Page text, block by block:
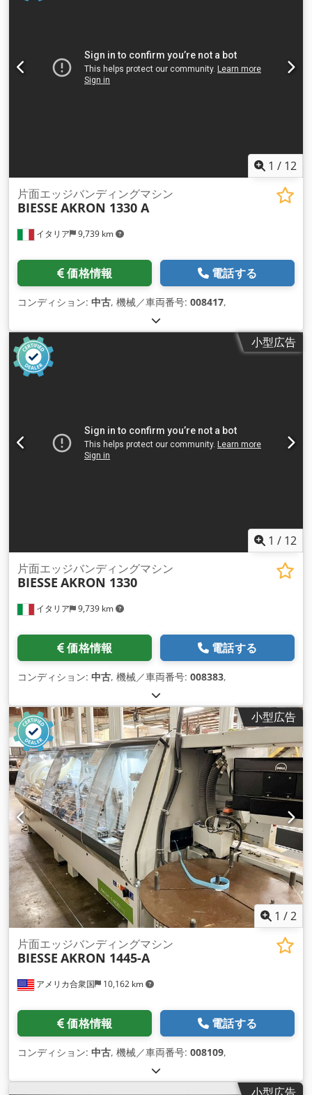
1 / 12
イタリア 9,739 km
片面エッジバンディングマシン
BIESSE AKRON 1330 A
価格情報 電話する
コンディション: 中古, 機械／車両番号: 008417,
小型広告
1 / 12
イタリア 9,739 km
片面エッジバンディングマシン
BIESSE AKRON 1330
価格情報 電話する
コンディション: 中古, 機械／車両番号: 008383,
小型広告
1 /2
アメリカ合衆国 10,162 km
片面エッジバンディングマシン
BIESSE AKRON 1445-A
価格情報 電話する
コンディション: 中古, 機械／車両番号: 008109,